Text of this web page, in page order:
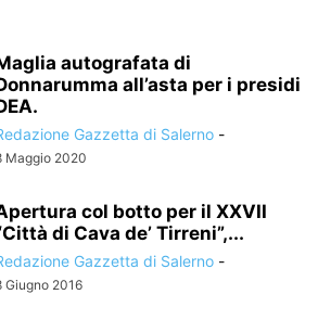
autografata di
all’asta per i presidi
Gazzetta di Salerno -
Maggio 2020
col botto per il XXVII
di Cava de’ Tirreni”,...
Gazzetta di Salerno -
Giugno 2016